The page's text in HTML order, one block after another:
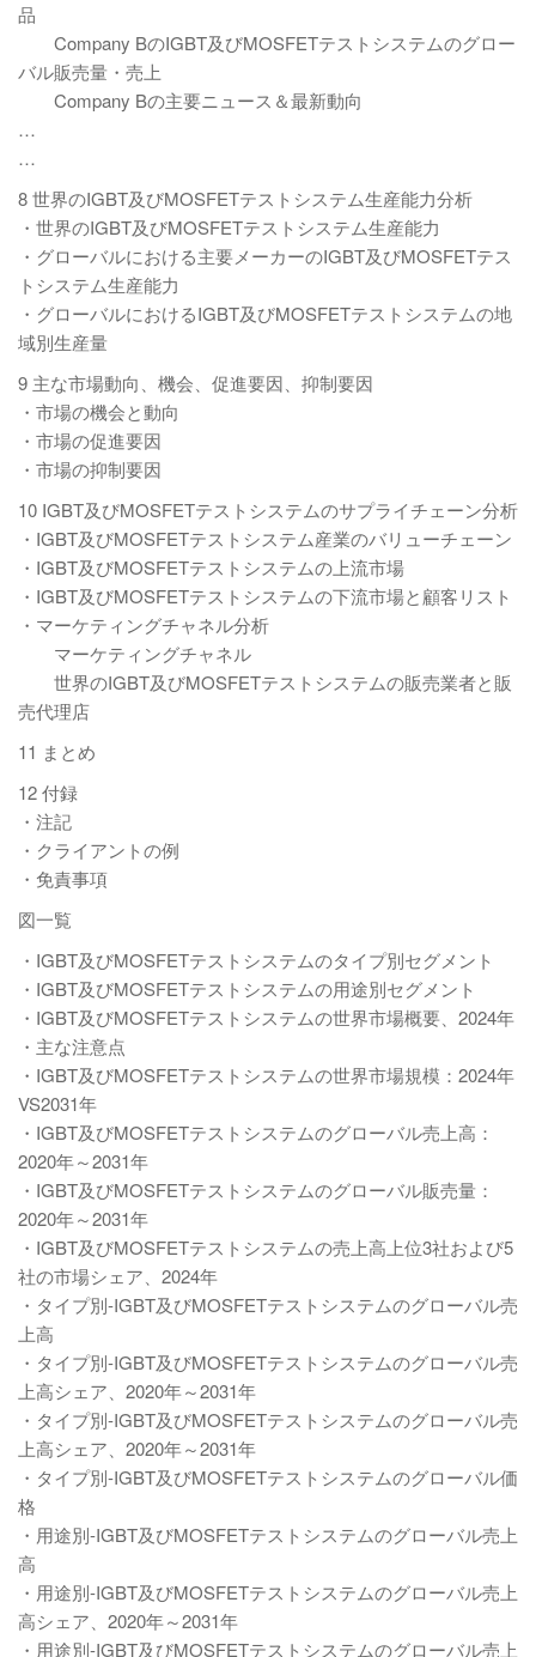
品
Company BのIGBT及びMOSFETテストシステムのグロー
バル販売量・売上
Company Bの主要ニュース＆最新動向
…
…
8 世界のIGBT及びMOSFETテストシステム生産能力分析
・世界のIGBT及びMOSFETテストシステム生産能力
・グローバルにおける主要メーカーのIGBT及びMOSFETテス
トシステム生産能力
・グローバルにおけるIGBT及びMOSFETテストシステムの地
域別生産量
9 主な市場動向、機会、促進要因、抑制要因
・市場の機会と動向
・市場の促進要因
・市場の抑制要因
10 IGBT及びMOSFETテストシステムのサプライチェーン分析
・IGBT及びMOSFETテストシステム産業のバリューチェーン
・IGBT及びMOSFETテストシステムの上流市場
・IGBT及びMOSFETテストシステムの下流市場と顧客リスト
・マーケティングチャネル分析
マーケティングチャネル
世界のIGBT及びMOSFETテストシステムの販売業者と販
売代理店
11 まとめ
12 付録
・注記
・クライアントの例
・免責事項
図一覧
・IGBT及びMOSFETテストシステムのタイプ別セグメント
・IGBT及びMOSFETテストシステムの用途別セグメント
・IGBT及びMOSFETテストシステムの世界市場概要、2024年
・主な注意点
・IGBT及びMOSFETテストシステムの世界市場規模：2024年
VS2031年
・IGBT及びMOSFETテストシステムのグローバル売上高：
2020年～2031年
・IGBT及びMOSFETテストシステムのグローバル販売量：
2020年～2031年
・IGBT及びMOSFETテストシステムの売上高上位3社および5
社の市場シェア、2024年
・タイプ別-IGBT及びMOSFETテストシステムのグローバル売
上高
・タイプ別-IGBT及びMOSFETテストシステムのグローバル売
上高シェア、2020年～2031年
・タイプ別-IGBT及びMOSFETテストシステムのグローバル売
上高シェア、2020年～2031年
・タイプ別-IGBT及びMOSFETテストシステムのグローバル価
格
・用途別-IGBT及びMOSFETテストシステムのグローバル売上
高
・用途別-IGBT及びMOSFETテストシステムのグローバル売上
高シェア、2020年～2031年
・用途別-IGBT及びMOSFETテストシステムのグローバル売上